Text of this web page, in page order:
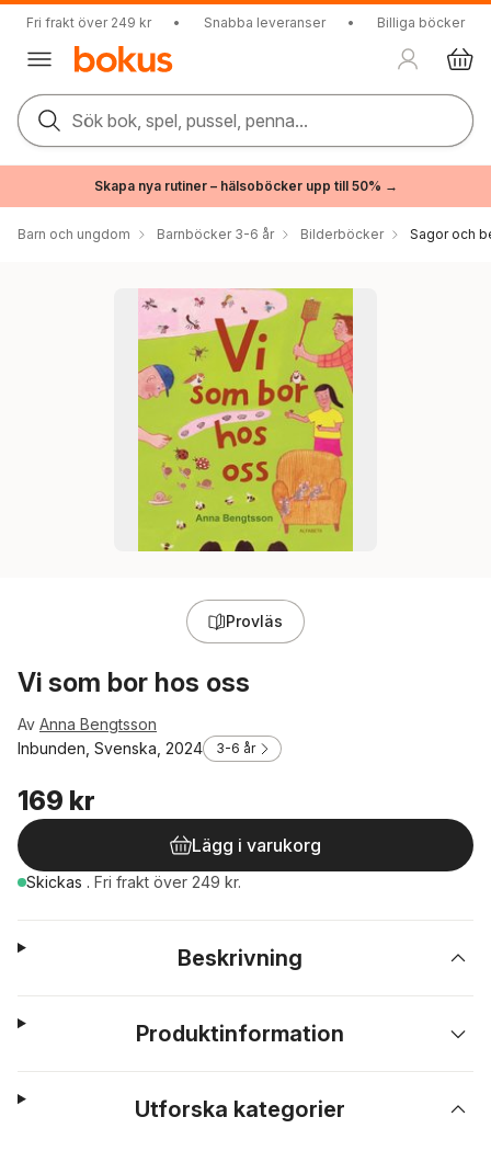
Fri frakt över 249 kr • Snabba leveranser • Billiga böcker
Sök bok, spel, pussel, penna...
Skapa nya rutiner – hälsoböcker upp till 50% →
Barn och ungdom Barnböcker 3-6 år Bilderböcker Sagor och
Provläs
Vi som bor hos oss
Av Anna Bengtsson
Inbunden, Svenska, 2024
3-6 år
169 kr
Lägg i varukorg
Skickas . Fri frakt över 249 kr.
Beskrivning
Produktinformation
Utforska kategorier